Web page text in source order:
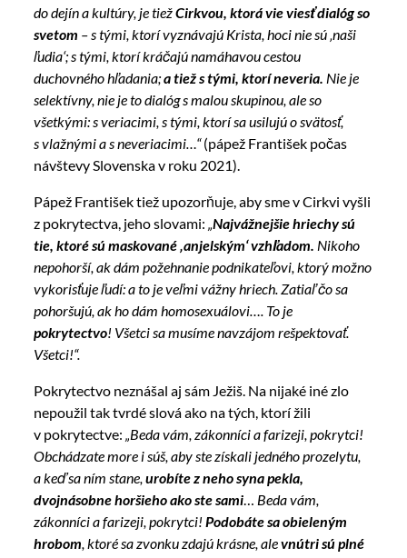
do dejín a kultúry, je tiežCirkvou, ktorá vie viesť dialóg so
svetom – s tými, ktorí vyznávajú Krista, hoci nie sú ‚naši
ľudia‘; s tými, ktorí kráčajú namáhavou cestou
duchovného hľadania;a tiež s tými, ktorí neveria. Nie je
selektívny, nie je to dialóg s malou skupinou, ale so
všetkými: s veriacimi, s tými, ktorí sa usilujú o svätosť,
s vlažnými a s neveriacimi…“(pápež František počas
návštevy Slovenska v roku 2021).
Pápež František tiež upozorňuje, aby sme v Cirkvi vyšli
z pokrytectva, jeho slovami: „Najvážnejšie hriechy sú
tie, ktoré sú maskované ‚anjelským‘ vzhľadom. Nikoho
nepohorší, ak dám požehnanie podnikateľovi, ktorý možno
vykorisťuje ľudí: a to je veľmi vážny hriech. Zatiaľ čo sa
pohoršujú, ak ho dám homosexuálovi…. To je
pokrytectvo! Všetci sa musíme navzájom rešpektovať.
Všetci!“.
Pokrytectvo neznášal aj sám Ježiš. Na nijaké iné zlo
nepoužil tak tvrdé slová ako na tých, ktorí žili
v pokrytectve: „Beda vám, zákonníci a farizeji, pokrytci!
Obchádzate more i súš, aby ste získali jedného prozelytu,
a keď sa ním stane,urobíte z neho syna pekla,
dvojnásobne horšieho ako ste sami
Beda vám,
zákonníci a farizeji, pokrytci! Podobáte sa obieleným
hrobom , ktoré sa zvonku zdajú krásne, alevnútri sú plné